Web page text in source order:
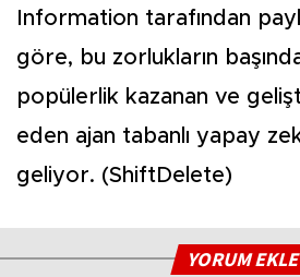
Information tarafından
göre, bu zorlukların
popülerlik kazanan ve
eden ajan tabanlı yapay
geliyor. (ShiftDelete)
YORUM EKLE